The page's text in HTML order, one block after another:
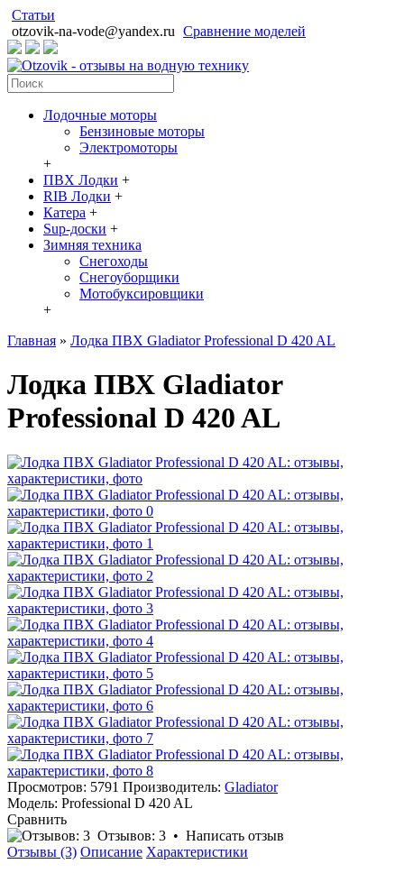
Статьи
otzovik-na-vode@yandex.ru Сравнение моделей
Лодочные моторы
Бензиновые моторы
Электромоторы
+
ПВХ Лодки +
RIB Лодки +
Катера +
Sup-доски +
Зимняя техника
Снегоходы
Cнегоуборщики
Мотобуксировщики
+
Главная » Лодка ПВХ Gladiator Professional D 420 AL
Лодка ПВХ Gladiator
Professional D 420 AL
Просмотров: 5791 Производитель: Gladiator
Модель: Professional D 420 AL
Сравнить
Отзывов: 3 • Написать отзыв
Отзывы (3) Описание Характеристики